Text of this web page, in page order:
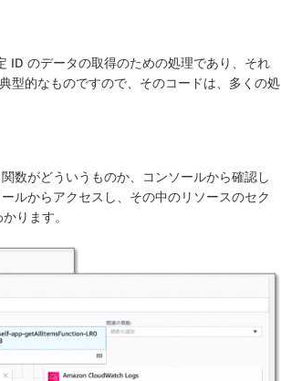
ID のデータの取得のための処理であり、それ
型的なものですので、そのコードは、多くの処
数がどういうものか、コンソールから確認し
ルからアクセスし、その中のリソースのセク
ります。